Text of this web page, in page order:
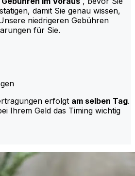
damit Sie genau wissen,
niedrigeren Gebühren
für Sie.
erfolgt am selben Tag.
Ihrem Geld das Timing wichtig